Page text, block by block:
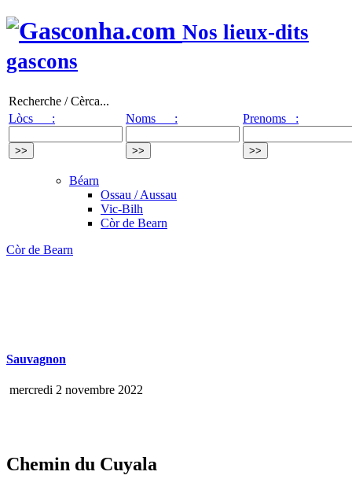
Nos lieux-dits
gascons
Recherche / Cèrca...
Lòcs :
Noms : Prenoms :
Béarn
Ossau / Aussau
Vic-Bilh
Còr de Bearn
Còr de Bearn
Sauvagnon
mercredi 2 novembre 2022
Chemin du Cuyala